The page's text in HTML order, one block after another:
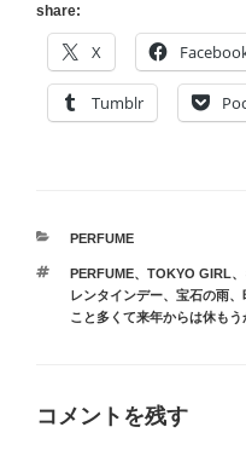
share:
X
Tumblr
カ
ゴ
リ
ー
PERFUME
タ
グ
PERFUME、 TOKYO GIRL、
レンタインデー、 宝石の雨、
こと多くて来年からは休もう
コメントを残す